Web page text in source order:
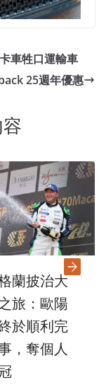
車牲口運輸車
25週年優惠
蘭披治大
旅：歐陽
於順利完
，奪個人